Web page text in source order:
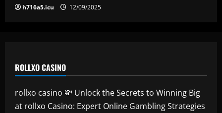
h716a5.icu 12/09/2025
ROLLXO CASINO
rollxo casino 💸 Unlock the Secrets to Winning Big
at rollxo Casino: Expert Online Gambling Strategies